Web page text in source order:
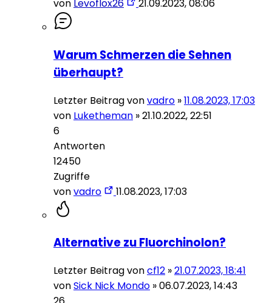
von Levoflox26 21.09.2023, 08:06
Warum Schmerzen die Sehnen
überhaupt?
Letzter Beitrag vonvadro »11.08.2023, 17:03
von Luketheman »21.10.2022, 22:51
6
Antworten
12450
Zugriffe
vonvadro 11.08.2023, 17:03
Alternative zu Fluorchinolon?
Letzter Beitrag voncf12 »21.07.2023, 18:41
vonSick Nick Mondo »06.07.2023, 14:43